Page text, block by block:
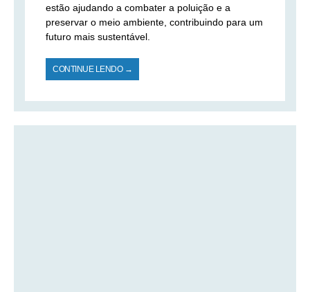
estão ajudando a combater a poluição e a
preservar o meio ambiente, contribuindo para um
futuro mais sustentável.
CONTINUE LENDO →